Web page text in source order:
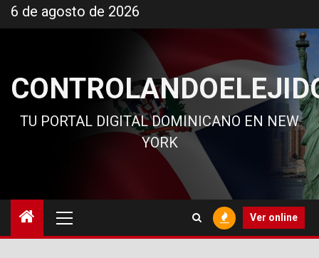
al
6 de agosto de 2026
TU PORTAL DIGITAL DOMINICANO EN NEW
YORK
principal
Ver online